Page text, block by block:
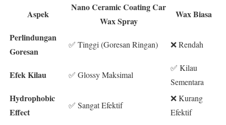
Aspek
Nano Ceramic Coating Car
Wax Spray
Wax Biasa
Perlindungan
Goresan
✅ Tinggi (Goresan Ringan) ❌ Rendah
Efek Kilau ✅ Glossy Maksimal
✅ Kilau
Sementara
Hydrophobic
Effect
✅ Sangat Efektif
❌ Kurang
Efektif